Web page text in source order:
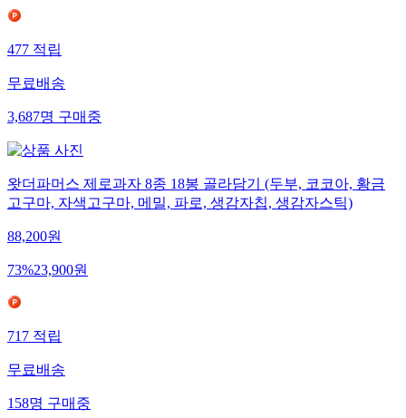
477적립
무료배송
3,687명구매중
왓더파머스 제로과자 8종 18봉 골라담기 (두부, 코코아, 황금
고구마, 자색고구마, 메밀, 파로, 생감자칩, 생감자스틱)
88,200원
73%23,900원
717적립
무료배송
158명구매중